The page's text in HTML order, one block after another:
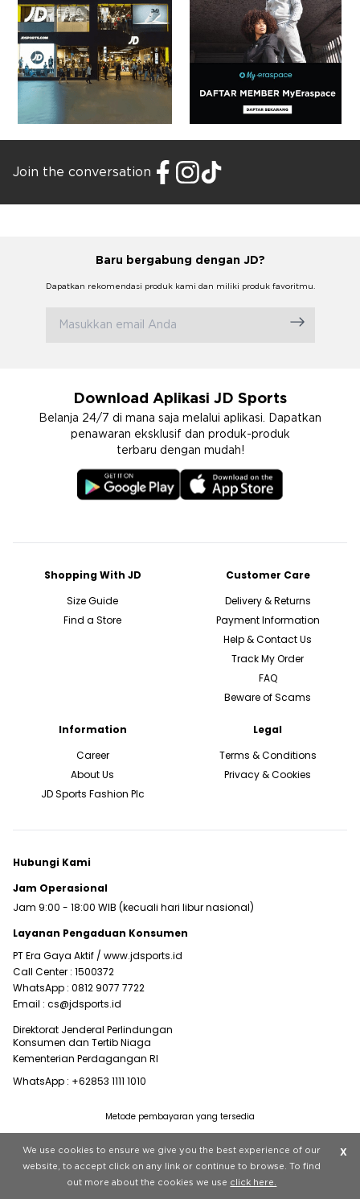
Join the conversation
Baru bergabung dengan JD?
Dapatkan rekomendasi produk kami dan miliki produk favoritmu.
Download Aplikasi JD Sports
Belanja 24/7 di mana saja melalui aplikasi. Dapatkan
penawaran eksklusif dan produk-produk
terbaru dengan mudah!
Shopping With JD
Size Guide
Find a Store
Customer Care
Delivery & Returns
Payment Information
Help & Contact Us
Track My Order
FAQ
Beware of Scams
Information
Career
About Us
JD Sports Fashion Plc
Legal
Terms & Conditions
Privacy & Cookies
Hubungi Kami
Jam Operasional
Jam 9:00 - 18:00 WIB (kecuali hari libur nasional)
Layanan Pengaduan Konsumen
PT Era Gaya Aktif / www.jdsports.id
Call Center : 1500372
WhatsApp : 0812 9077 7722
Email : cs@jdsports.id
Direktorat Jenderal Perlindungan
Konsumen dan Tertib Niaga
Kementerian Perdagangan RI
WhatsApp : +62853 1111 1010
Copyright © 2022 JD Sports All rights reserved.
Metode pembayaran yang tersedia
We use cookies to ensure we give you the best experience of our
website, to accept click on any link or continue to browse. To find
out more about the cookies we use click here.
X